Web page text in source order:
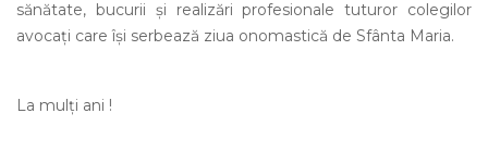
sănătate, bucurii și realizări profesionale tuturor colegilor
avocaţi care îşi serbează ziua onomastică de Sfânta Maria.
La mulți ani !